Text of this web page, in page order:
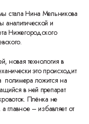
стала Нина Мельникова
и
Нижегородского
новая технология в
это происходит
ложится на
в ней препарат
Плёнка не
– избавляет от